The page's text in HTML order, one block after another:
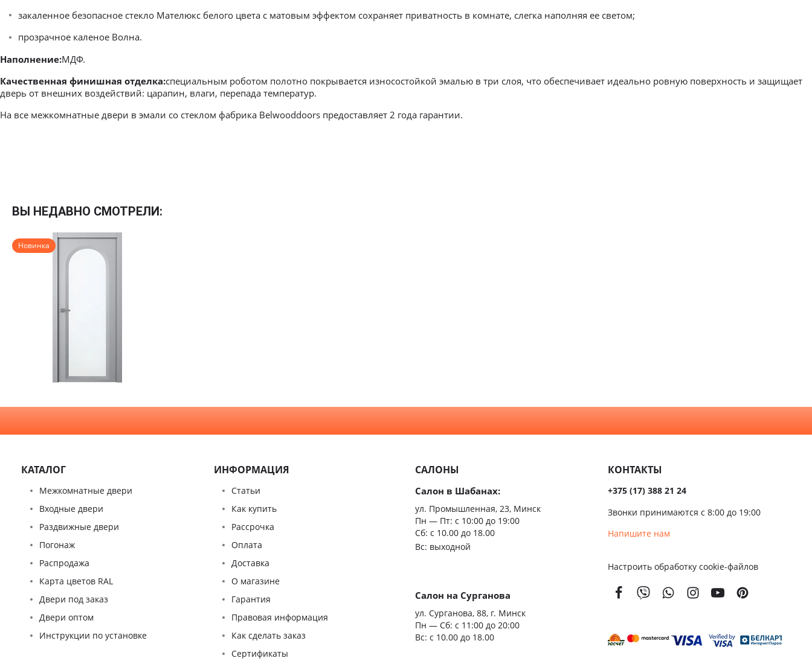
Фурнитура
Филенчатые
Двери
повышенной
закаленное безопасное стекло Мателюкс белого цвета с матовым эффектом сохраняет приватность в комнате, слегка наполняя ее светом;
прозрачное каленое Волна.
Наполнение:МДФ.
Качественная финишная отделка:специальным роботом полотно покрывается износостойкой эмалью в три слоя, что обеспечивает идеально ровную поверхность и защищает
дверь от внешних воздействий: царапин, влаги, перепада температур.
На все межкомнатные двери в эмали со стеклом фабрика Belwooddoors предоставляет 2 года гарантии.
ВЫ НЕДАВНО СМОТРЕЛИ:
Новинка
КАТАЛОГ
Межкомнатные двери
Входные двери
Раздвижные двери
Погонаж
Распродажа
Карта цветов RAL
Двери под заказ
Двери оптом
Инструкции по установке
ИНФОРМАЦИЯ
Статьи
Как купить
Рассрочка
Оплата
Доставка
О магазине
Гарантия
Правовая информация
Как сделать заказ
Сертификаты
САЛОНЫ
Салон в Шабанах:
ул. Промышленная, 23, Минск
Пн — Пт: с 10:00 до 19:00
Сб: с 10.00 до 18.00
Вс: выходной
Салон на Сурганова
ул. Сурганова, 88, г. Минск
Пн — Сб: с 11:00 до 20:00
Вс: с 10.00 до 18.00
КОНТАКТЫ
+375 (17) 388 21 24
Звонки принимаются с 8:00 до 19:00
Напишите нам
Настроить обработку cookie-файлов